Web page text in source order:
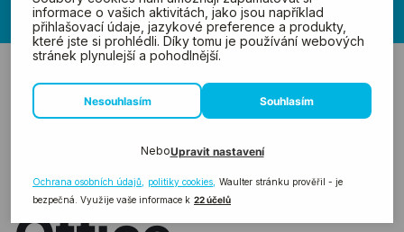
←Předchozí
Gita Umová:
Jak se z Back